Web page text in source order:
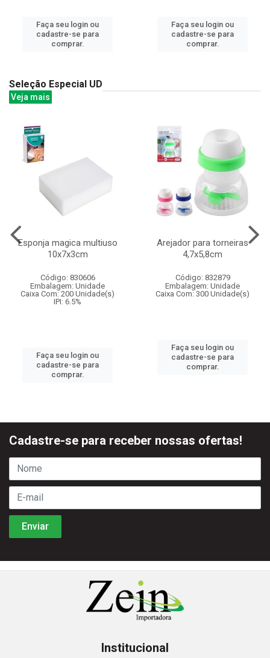
Faça seu login ou
cadastre-se para
comprar.
Faça seu login ou
cadastre-se para
comprar.
Seleção Especial UD
Veja mais
Esponja magica multiuso
10x7x3cm
Código: 830606
Embalagem: Unidade
Caixa Com: 200 Unidade(s)
IPI: 6.5%
Faça seu login ou
cadastre-se para
comprar.
Arejador para torneiras
4,7x5,8cm
Código: 832879
Embalagem: Unidade
Caixa Com: 300 Unidade(s)
Faça seu login ou
cadastre-se para
comprar.
Cadastre-se para receber nossas ofertas!
Institucional